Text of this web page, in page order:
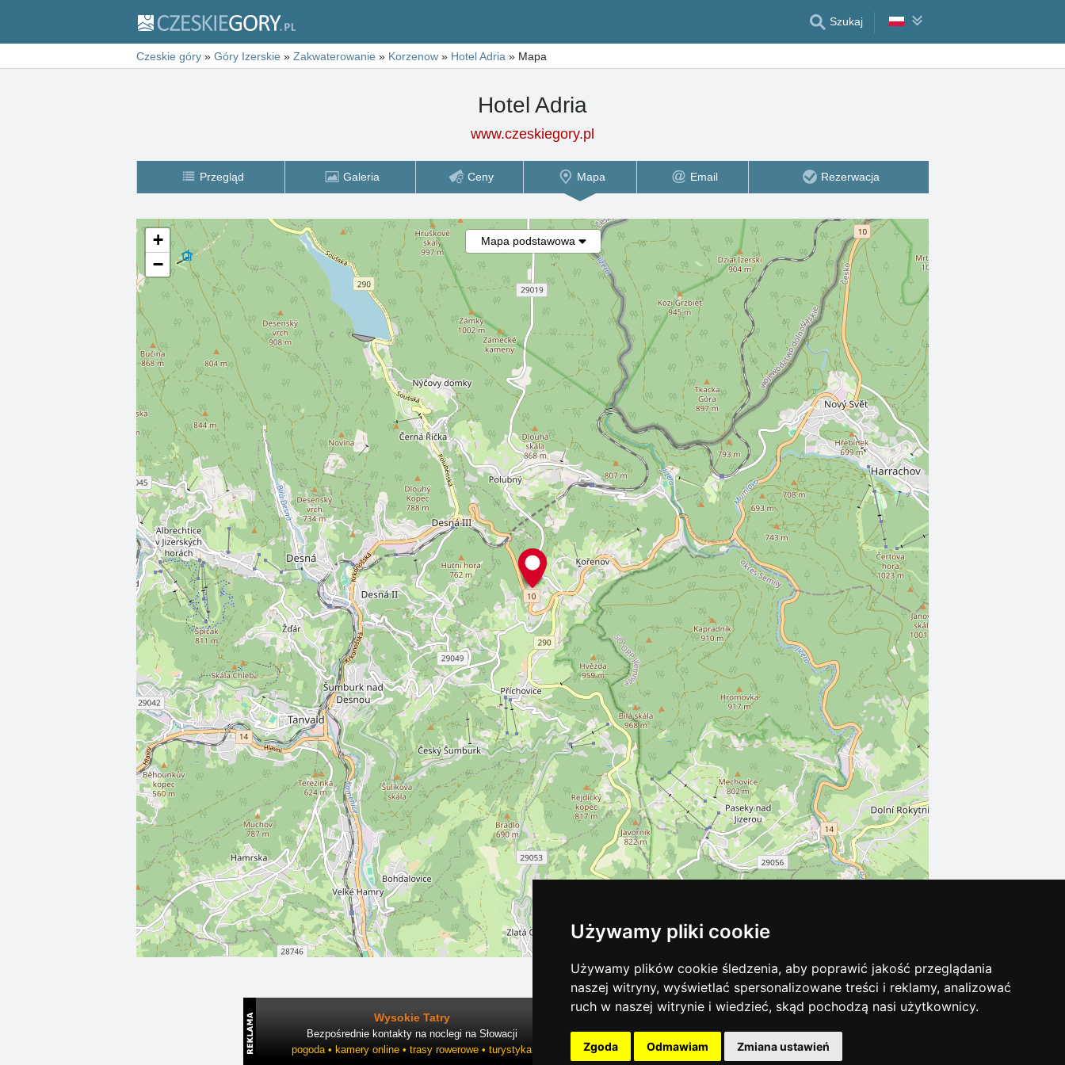
Używamy pliki cookie
Używamy plików cookie śledzenia, aby poprawić jakość przeglądania
naszej witryny, wyświetlać spersonalizowane treści i reklamy, analizować
ruch w naszej witrynie i wiedzieć, skąd pochodzą nasi użytkownicy.
Zgoda Odmawiam Zmiana ustawień
Szukaj
Czeskie góry » Góry Izerskie » Zakwaterowanie » Korzenow » Hotel Adria » Mapa
Hotel Adria
www.czeskiegory.pl
Przegląd Galeria Ceny Mapa Email Rezerwacja
Mapa podstawowa
+
−
Wysokie Tatry
Bezpośrednie kontakty na noclegi na Słowacji
pogoda • kamery online • trasy rowerowe • turystyka